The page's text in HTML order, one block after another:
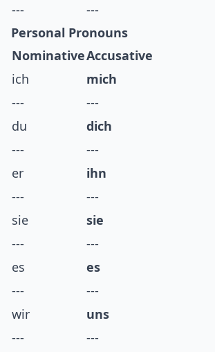
---
---
Personal Pronouns
NominativeAccusative
ich
mich
---
---
du
dich
---
---
er
ihn
---
---
sie
sie
---
---
es
es
---
---
wir
uns
---
---